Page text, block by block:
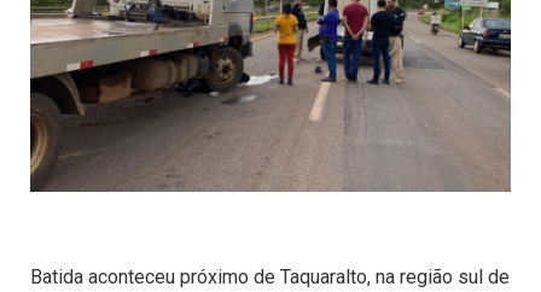
Batida aconteceu próximo de Taquaralto, na região sul de